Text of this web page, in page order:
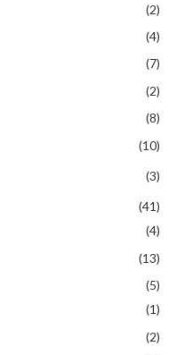
(2)
(4)
(7)
(2)
(8)
(10)
(3)
(41)
(4)
(13)
(5)
(1)
(2)